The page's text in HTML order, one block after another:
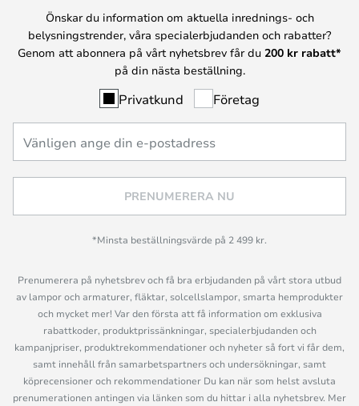
Önskar du information om aktuella inrednings- och
belysningstrender, våra specialerbjudanden och rabatter?
Genom att abonnera på vårt nyhetsbrev får du 200 kr rabatt*
på din nästa beställning.
Privatkund Företag
PRENUMERERA NU
*Minsta beställningsvärde på 2 499 kr.
Prenumerera på nyhetsbrev och få bra erbjudanden på vårt stora utbud
av lampor och armaturer, fläktar, solcellslampor, smarta hemprodukter
och mycket mer! Var den första att få information om exklusiva
rabattkoder, produktprissänkningar, specialerbjudanden och
kampanjpriser, produktrekommendationer och nyheter så fort vi får dem,
samt innehåll från samarbetspartners och undersökningar, samt
köprecensioner och rekommendationer Du kan när som helst avsluta
prenumerationen antingen via länken som du hittar i alla nyhetsbrev. Mer